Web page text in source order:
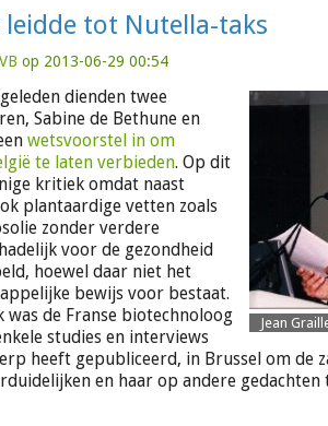
leidde tot Nutella-taks
op 2013-06-29 00:54
Jean
dienden twee
Sabine de Bethune en
wetsvoorstel in om
te laten verbieden. Op dit
kritiek omdat naast
plantaardige vetten zoals
zonder verdere
voor de gezondheid
hoewel daar niet het
bewijs voor bestaat.
was de Franse biotechnoloog
studies en interviews
heeft gepubliceerd, in Brussel om de
en haar op andere